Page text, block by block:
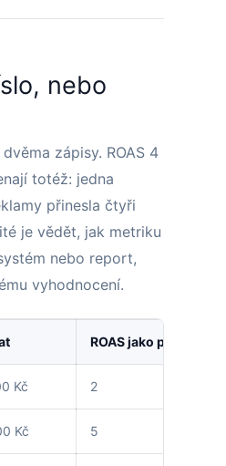
nebo
zápisy. ROAS 4
totéž: jedna
přinesla čtyři
je vědět, jak metriku
nebo report,
vyhodnocení.
ROAS jako poměr
Kč 2
Kč 5